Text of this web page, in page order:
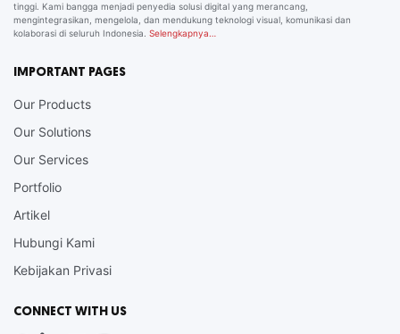
tinggi. Kami bangga menjadi penyedia solusi digital yang merancang,
mengintegrasikan, mengelola, dan mendukung teknologi visual, komunikasi dan
kolaborasi di seluruh Indonesia. Selengkapnya…
IMPORTANT PAGES
Our Products
Our Solutions
Our Services
Portfolio
Artikel
Hubungi Kami
Kebijakan Privasi
CONNECT WITH US